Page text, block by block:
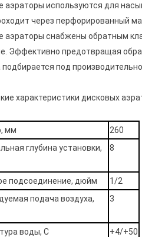
аэраторы используются для
через перфорированный
аэраторы снабжены обратным
Эффективно предотвращая
под
характеристики дисковых
мм
260
глубина установки,
8
подсоединение, дюйм
1/2
подача воздуха,
3
воды, С +4/+50